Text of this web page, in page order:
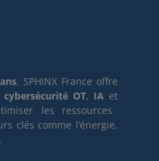
, SPHINX France offre
cybersécurité OT, IA et
les ressources
clés comme l’énergie,
.